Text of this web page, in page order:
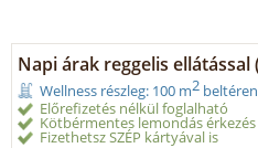
Napi árak reggelis ellátással
Wellness részleg: 100 m2 beltéren
Előrefizetés nélkül foglalható
Kötbérmentes lemondás
Fizethetsz SZÉP kártyával is